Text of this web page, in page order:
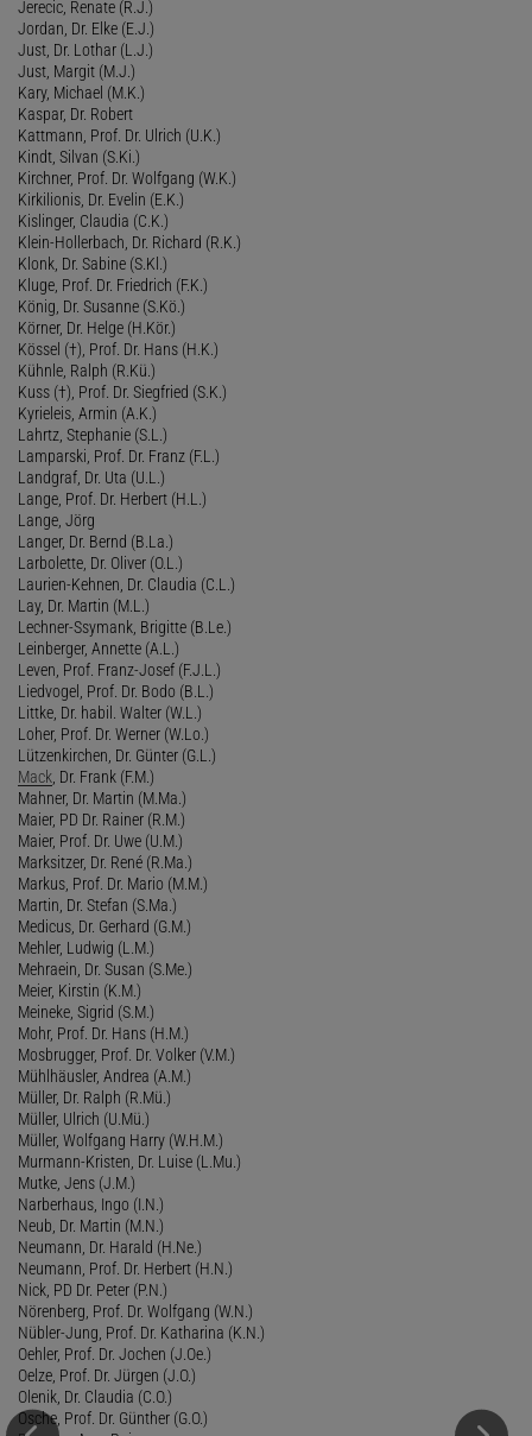
Jerecic, Renate (R.J.)
Jordan, Dr. Elke (E.J.)
Just, Dr. Lothar (L.J.)
Just, Margit (M.J.)
Kary, Michael (M.K.)
Kaspar, Dr. Robert
Kattmann, Prof. Dr. Ulrich (U.K.)
Kindt, Silvan (S.Ki.)
Kirchner, Prof. Dr. Wolfgang (W.K.)
Kirkilionis, Dr. Evelin (E.K.)
Kislinger, Claudia (C.K.)
Klein-Hollerbach, Dr. Richard (R.K.)
Klonk, Dr. Sabine (S.Kl.)
Kluge, Prof. Dr. Friedrich (F.K.)
König, Dr. Susanne (S.Kö.)
Körner, Dr. Helge (H.Kör.)
Kössel (†), Prof. Dr. Hans (H.K.)
Kühnle, Ralph (R.Kü.)
Kuss (†), Prof. Dr. Siegfried (S.K.)
Kyrieleis, Armin (A.K.)
Lahrtz, Stephanie (S.L.)
Lamparski, Prof. Dr. Franz (F.L.)
Landgraf, Dr. Uta (U.L.)
Lange, Prof. Dr. Herbert (H.L.)
Lange, Jörg
Langer, Dr. Bernd (B.La.)
Larbolette, Dr. Oliver (O.L.)
Laurien-Kehnen, Dr. Claudia (C.L.)
Lay, Dr. Martin (M.L.)
Lechner-Ssymank, Brigitte (B.Le.)
Leinberger, Annette (A.L.)
Leven, Prof. Franz-Josef (F.J.L.)
Liedvogel, Prof. Dr. Bodo (B.L.)
Littke, Dr. habil. Walter (W.L.)
Loher, Prof. Dr. Werner (W.Lo.)
Lützenkirchen, Dr. Günter (G.L.)
Mack , Dr. Frank (F.M.)
Mahner, Dr. Martin (M.Ma.)
Maier, PD Dr. Rainer (R.M.)
Maier, Prof. Dr. Uwe (U.M.)
Marksitzer, Dr. René (R.Ma.)
Markus, Prof. Dr. Mario (M.M.)
Martin, Dr. Stefan (S.Ma.)
Medicus, Dr. Gerhard (G.M.)
Mehler, Ludwig (L.M.)
Mehraein, Dr. Susan (S.Me.)
Meier, Kirstin (K.M.)
Meineke, Sigrid (S.M.)
Mohr, Prof. Dr. Hans (H.M.)
Mosbrugger, Prof. Dr. Volker (V.M.)
Mühlhäusler, Andrea (A.M.)
Müller, Dr. Ralph (R.Mü.)
Müller, Ulrich (U.Mü.)
Müller, Wolfgang Harry (W.H.M.)
Murmann-Kristen, Dr. Luise (L.Mu.)
Mutke, Jens (J.M.)
Narberhaus, Ingo (I.N.)
Neub, Dr. Martin (M.N.)
Neumann, Dr. Harald (H.Ne.)
Neumann, Prof. Dr. Herbert (H.N.)
Nick, PD Dr. Peter (P.N.)
Nörenberg, Prof. Dr. Wolfgang (W.N.)
Nübler-Jung, Prof. Dr. Katharina (K.N.)
Oehler, Prof. Dr. Jochen (J.Oe.)
Oelze, Prof. Dr. Jürgen (J.O.)
Olenik, Dr. Claudia (C.O.)
Osche, Prof. Dr. Günther (G.O.)